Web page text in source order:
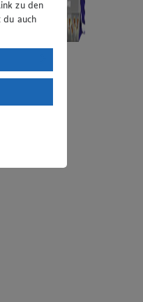
zu den
auch
DSGVO
mit
das